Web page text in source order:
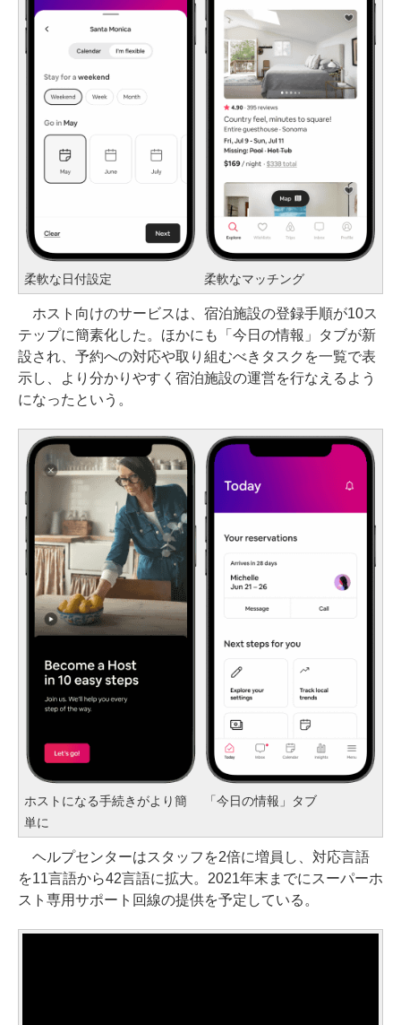
柔軟な日付設定 柔軟なマッチング
ホスト向けのサービスは、宿泊施設の登録手順が10ス
テップに簡素化した。ほかにも「今日の情報」タブが新
設され、予約への対応や取り組むべきタスクを一覧で表
示し、より分かりやすく宿泊施設の運営を行なえるよう
になったという。
ホストになる手続きがより簡
単に
「今日の情報」タブ
ヘルプセンターはスタッフを2倍に増員し、対応言語
を11言語から42言語に拡大。2021年末までにスーパーホ
スト専用サポート回線の提供を予定している。